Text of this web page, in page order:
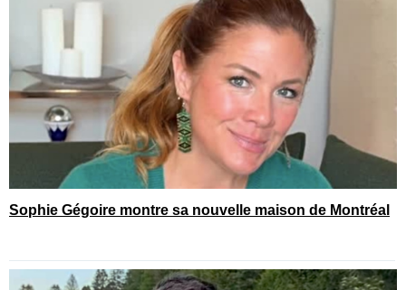
Sophie Gégoire montre sa nouvelle maison de Montréal